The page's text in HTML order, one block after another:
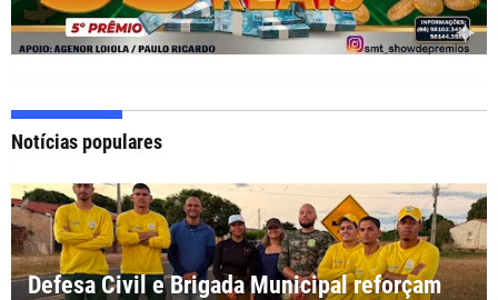
Notícias populares
Defesa Civil e Brigada Municipal reforçam